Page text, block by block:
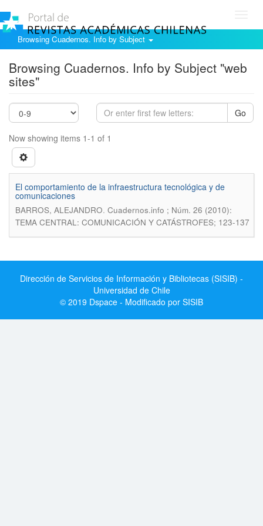
Browsing Cuadernos. Info by Subject
Browsing Cuadernos. Info by Subject "web
sites"
Go
Now showing items 1-1 of 1
El comportamiento de la infraestructura tecnológica y de
comunicaciones
BARROS, ALEJANDRO. Cuadernos.info ; Núm. 26 (2010):
TEMA CENTRAL: COMUNICACIÓN Y CATÁSTROFES; 123-137
Dirección de Servicios de Información y Bibliotecas (SISIB) -
Universidad de Chile
© 2019 Dspace - Modificado por SISIB